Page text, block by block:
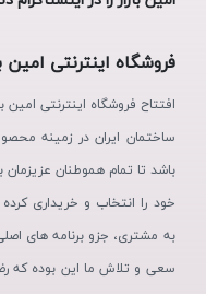
فروشگاه اینترنتی امین
افتتاح فروشگاه اینترنتی
ساختمان ایران در زمینه
باشد تا تمام هموطنان
خود را انتخاب و خریداری
به مشتری، جزو برنامه های
سعی و تلاش ما این بوده که